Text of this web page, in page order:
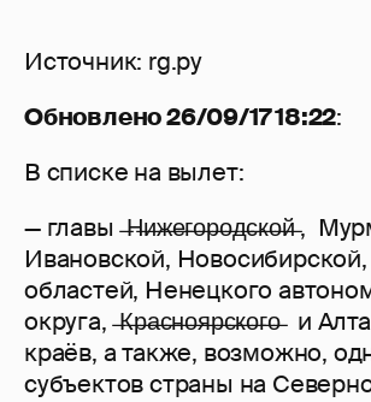
Источник: rg.ру
Обновлено 26/09/17 18:22:
В списке на вылет:
— главы ̶Н̶и̶ж̶е̶г̶о̶р̶о̶д̶с̶к̶о̶й̶ ,
Ивановской,
областей, Ненецкого
округа, ̶К̶р̶а̶с̶н̶о̶я̶р̶с̶к̶о̶г̶о̶ и
краёв, а также, возможно,
субъектов страны на